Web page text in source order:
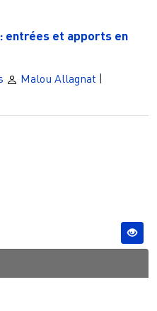
entrées et apports en
Malou Allagnat |